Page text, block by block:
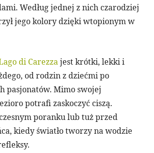
Według jednej z nich czarodziej
jego kolory dzięki wtopionym w
di Carezzajest krótki, lekki i
od rodzin z dziećmi po
pasjonatów. Mimo swojej
potrafi zaskoczyć ciszą.
poranku lub tuż przed
kiedy światło tworzy na wodzie